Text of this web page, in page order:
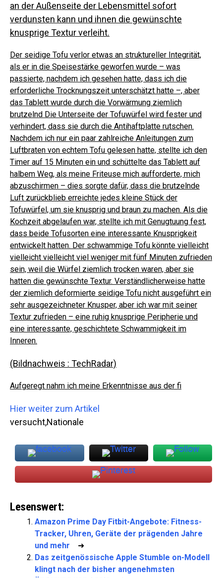
an der Außenseite der Lebensmittel sofort
verdunsten kann und ihnen die gewünschte
knusprige Textur verleiht.
Der seidige Tofu verlor etwas an struktureller Integrität,
als er in die Speisestärke geworfen wurde – was
passierte, nachdem ich gesehen hatte, dass ich die
erforderliche Trocknungszeit unterschätzt hatte –, aber
das Tablett wurde durch die Vorwärmung ziemlich
brutzelnd Die Unterseite der Tofuwürfel wird fester und
verhindert, dass sie durch die Antihaftplatte rutschen.
Nachdem ich nur ein paar zahlreiche Anleitungen zum
Luftbraten von echtem Tofu gelesen hatte, stellte ich den
Timer auf 15 Minuten ein und schüttelte das Tablett auf
halbem Weg, als meine Friteuse mich aufforderte, mich
abzuschirmen – dies sorgte dafür, dass die brutzelnde
Luft zurückblieb erreichte jedes kleine Stück der
Tofuwürfel, um sie knusprig und braun zu machen. Als die
Kochzeit abgelaufen war, stellte ich mit Genugtuung fest,
dass beide Tofusorten eine interessante Knusprigkeit
entwickelt hatten. Der schwammige Tofu könnte vielleicht
vielleicht vielleicht viel weniger mit fünf Minuten zufrieden
sein, weil die Würfel ziemlich trocken waren, aber sie
hatten die gewünschte Textur. Verständlicherweise hatte
der ziemlich deformierte seidige Tofu nicht ausgeführt ein
sehr ausgezeichneter Knusper, aber ich war mit seiner
Textur zufrieden – eine ruhig knusprige Peripherie und
eine interessante, geschichtete Schwammigkeit im
Inneren.
(Bildnachweis : TechRadar)
Aufgeregt nahm ich meine Erkenntnisse aus der fi
Hier weiter zum Artikel
versucht,Nationale
Lesenswert:
Amazon Prime Day Fitbit-Angebote: Fitness-
Tracker, Uhren, Geräte der prägenden Jahre
und mehr ➜
Das zeitgenössische Apple Stumble on-Modell
klingt nach der bisher angenehmsten